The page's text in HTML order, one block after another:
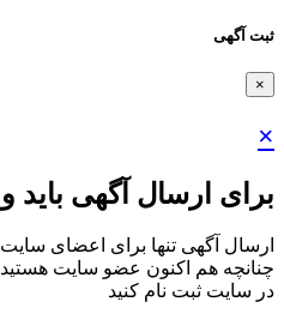
ثبت آگهی
×
×
برای ارسال آگهی باید
ارسال آگهی تنها برای اعضای
چنانچه هم‌ اکنون عضو سایت
در سایت ثبت نام کنید